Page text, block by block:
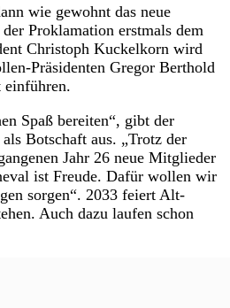
wie gewohnt das neue
Proklamation erstmals dem
Christoph Kuckelkorn wird
Präsidenten Gregor Berthold
einführen.
Spaß bereiten“, gibt der
Botschaft aus. „Trotz der
Jahr 26 neue Mitglieder
ist Freude. Dafür wollen wir
sorgen“. 2033 feiert Alt-
Auch dazu laufen schon